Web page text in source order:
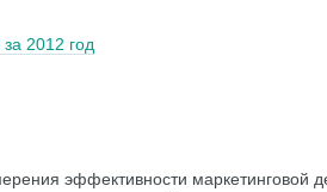
2012 год
эффективности маркетинговой